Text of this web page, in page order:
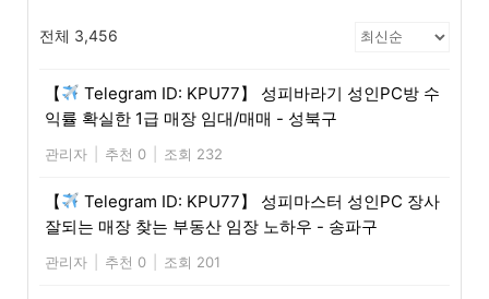
전체 3,456
【
Telegram ID: KPU77】 성피바라기 성인PC방 수
익률 확실한 1급 매장 임대/매매 - 성북구
관리자 추천 0 조회 232
【
Telegram ID: KPU77】 성피마스터 성인PC 장사
잘되는 매장 찾는 부동산 임장 노하우 - 송파구
관리자 추천 0 조회 201